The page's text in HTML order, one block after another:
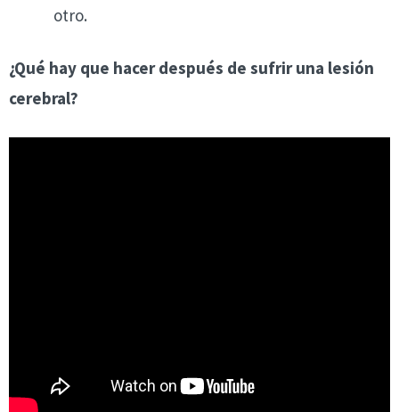
otro.
¿Qué hay que hacer después de sufrir una lesión
cerebral?